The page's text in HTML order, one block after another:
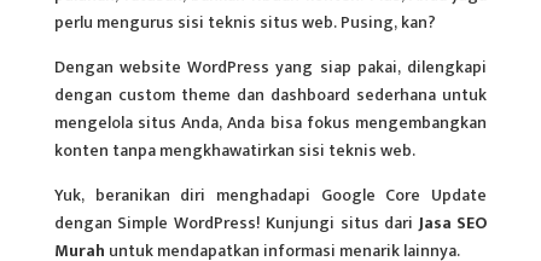
perlu mengurus sisi teknis situs web. Pusing, kan?
Dengan website WordPress yang siap pakai, dilengkapi
dengan custom theme dan dashboard sederhana untuk
mengelola situs Anda, Anda bisa fokus mengembangkan
konten tanpa mengkhawatirkan sisi teknis web.
Yuk, beranikan diri menghadapi Google Core Update
dengan Simple WordPress! Kunjungi situs dariJasa SEO
Murah untuk mendapatkan informasi menarik lainnya.